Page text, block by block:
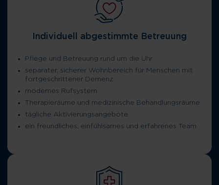
Individuell abgestimmte Betreuung
Pflege und Betreuung rund um die Uhr
separater, sicherer Wohnbereich für Menschen mit
fortgeschrittener Demenz
modernes Rufsystem
Therapieräume und medizinische Behandlungsräume
tägliche Aktivierungsangebote
ein freundliches, einfühlsames und erfahrenes Team